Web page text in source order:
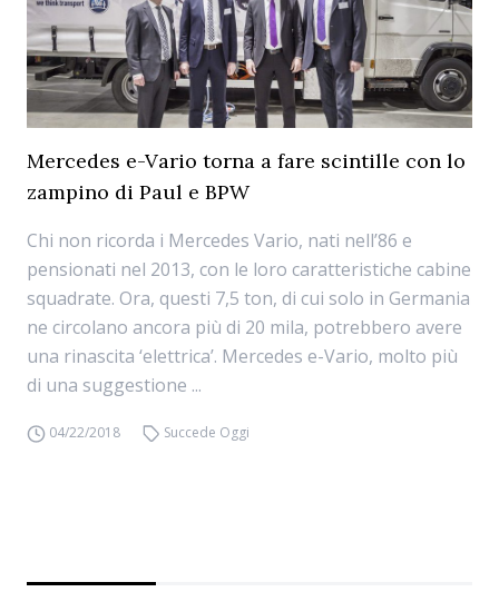
Mercedes e-Vario torna a fare scintille con lo
zampino di Paul e BPW
Chi non ricorda i Mercedes Vario, nati nell’86 e
pensionati nel 2013, con le loro caratteristiche cabine
squadrate. Ora, questi 7,5 ton, di cui solo in Germania
ne circolano ancora più di 20 mila, potrebbero avere
una rinascita ‘elettrica’. Mercedes e-Vario, molto più
di una suggestione ...
04/22/2018 Succede Oggi